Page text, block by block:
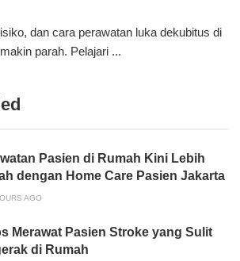
dan cara perawatan luka dekubitus di
parah. Pelajari ...
Pasien di Rumah Kini Lebih
dengan Home Care Pasien Jakarta
AGO
Merawat Pasien Stroke yang Sulit
di Rumah